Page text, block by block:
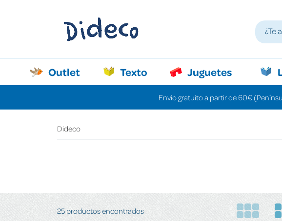
Outlet Texto Juguetes
Envío gratuito a partir de 60€
Dideco
25 productos encontrados